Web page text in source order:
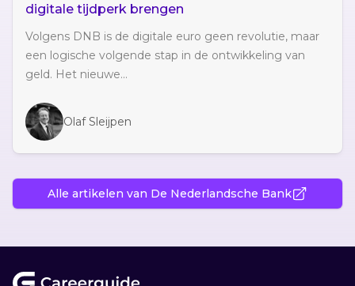
digitale tijdperk brengen
Volgens DNB is de digitale euro geen revolutie, maar
een logische volgende stap in de ontwikkeling van
geld. Het nieuwe...
Olaf Sleijpen
Alle artikelen van De Nederlandsche Bank